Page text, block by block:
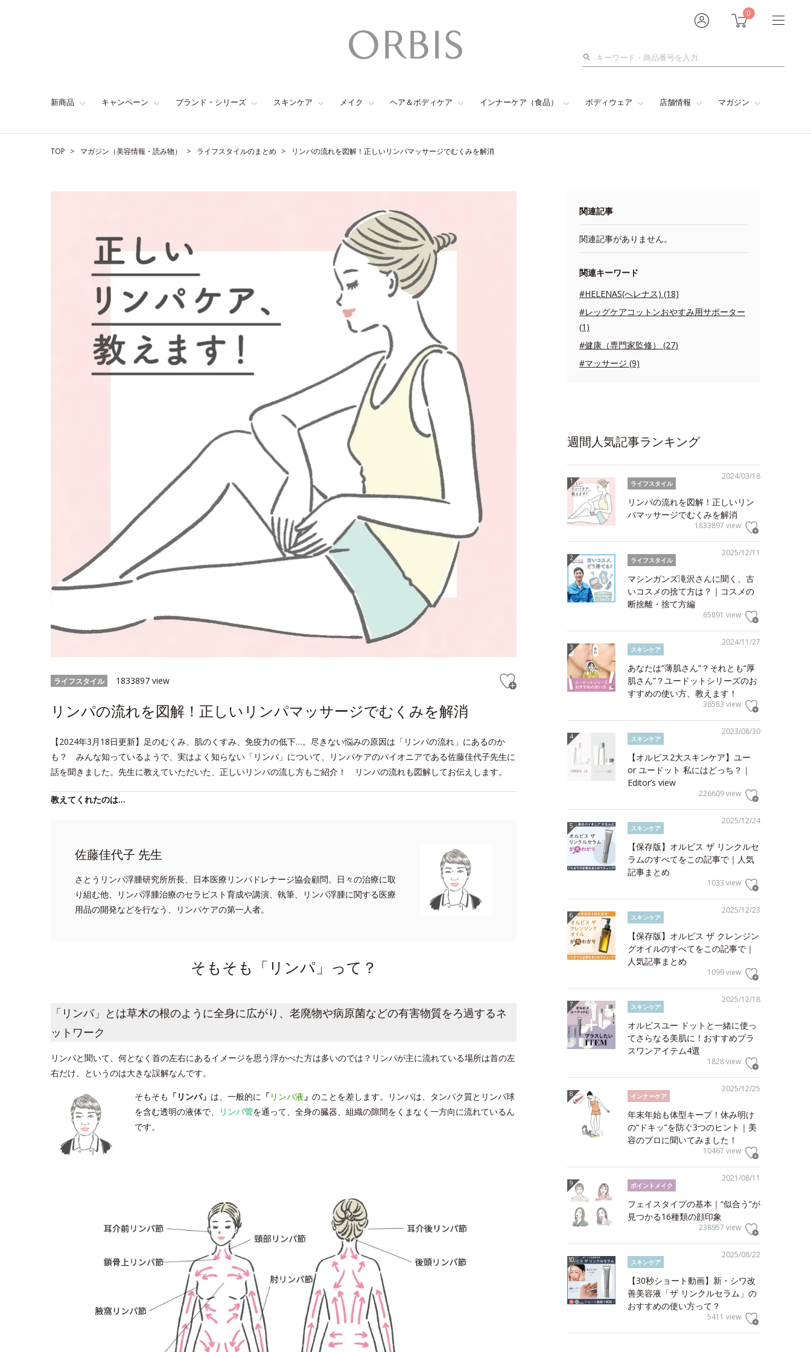
0
検
新商品 キャンペーン ブランド・シリーズ スキンケア メイク ヘア＆ボディケア インナーケア（食品） ボディウェア 店舗情報 マガジン
TOP マガジン（美容情報・読み物） ライフスタイルのまとめ リンパの流れを図解！正しいリンパマッサージでむくみを解消
ライフスタイル 1833897 view
リンパの流れを図解！正しいリンパマッサージでむくみを解消
【2024年3月18日更新】足のむくみ、肌のくすみ、免疫力の低下…。尽きない悩みの原因は「リンパの流れ」にあるのか
も？ みんな知っているようで、実はよく知らない「リンパ」について、リンパケアのパイオニアである佐藤佳代子先生に
話を聞きました。先生に教えていただいた、正しいリンパの流し方もご紹介！ リンパの流れも図解してお伝えします。
教えてくれたのは…
佐藤佳代子 先生
さとうリンパ浮腫研究所所長、日本医療リンパドレナージ協会顧問。日々の治療に取
り組む他、リンパ浮腫治療のセラピスト育成や講演、執筆、リンパ浮腫に関する医療
用品の開発などを行なう、リンパケアの第一人者。
そもそも「リンパ」って？
「リンパ」とは草木の根のように全身に広がり、老廃物や病原菌などの有害物質をろ過するネ
ットワーク
リンパと聞いて、何となく首の左右にあるイメージを思う浮かべた方は多いのでは？リンパが主に流れている場所は首の左
右だけ、というのは大きな誤解なんです。
そもそも 「リンパ」 は、一般的に 「リンパ液 」 のことを差します。リンパは、タンパク質とリンパ球
を含む透明の液体で、
リンパ管を通って、全身の臓器、組織の隙間をくまなく一方向に流れているん
です。
関連記事
関連記事がありません。
関連キーワード
#HELENAS(へレナス) (18)
#レッグケアコットンおやすみ用サポーター
(1)
#健康（専門家監修） (27)
#マッサージ (9)
週間人気記事ランキング
2024/03/18
ライフスタイル
リンパの流れを図解！正しいリン
パマッサージでむくみを解消
1833897 view
2025/12/11
ライフスタイル
マシンガンズ滝沢さんに聞く、古
いコスメの捨て方は？｜コスメの
断捨離・捨て方編
65891 view
2024/11/27
スキンケア
あなたは“薄肌さん”？それとも“厚
肌さん”？ユードットシリーズのお
すすめの使い方、教えます！
36583 view
2023/08/30
スキンケア
【オルビス2大スキンケア】ユー
or ユードット 私にはどっち？｜
Editor’s view
226609 view
2025/12/24
スキンケア
【保存版】オルビス ザ リンクルセ
ラムのすべてをこの記事で｜人気
記事まとめ
1033 view
2025/12/23
スキンケア
【保存版】オルビス ザ クレンジン
グオイルのすべてをこの記事で｜
人気記事まとめ
1099 view
2025/12/18
スキンケア
オルビスユー ドットと一緒に使っ
てさらなる美肌に！おすすめプラ
スワンアイテム4選
1828 view
2025/12/25
インナーケア
年末年始も体型キープ！休み明け
の“ドキッ”を防ぐ3つのヒント｜美
容のプロに聞いてみました！
10467 view
2021/08/11
ポイントメイク
フェイスタイプの基本｜“似合う”が
見つかる16種類の顔印象
238957 view
2025/08/22
スキンケア
【30秒ショート動画】新・シワ改
善美容液「ザ リンクルセラム」の
おすすめの使い方って？
5411 view